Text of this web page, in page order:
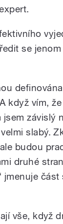
se
když vím,
jsem závislý
slabý.
budou
druhé
jmenuje
vše, když